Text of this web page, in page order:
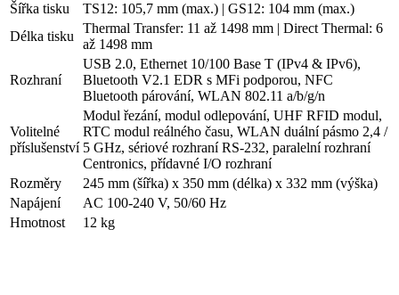
Šířka tisku
TS12: 105,7 mm (max.) | GS12: 104 mm (max.)
Délka tisku
Thermal Transfer: 11 až 1498 mm | Direct Thermal: 6
až 1498 mm
Rozhraní
USB 2.0, Ethernet 10/100 Base T (IPv4 & IPv6),
Bluetooth V2.1 EDR s MFi podporou, NFC
Bluetooth párování, WLAN 802.11 a/b/g/n
Volitelné
příslušenství
Modul řezání, modul odlepování, UHF RFID modul,
RTC modul reálného času, WLAN duální pásmo 2,4 /
5 GHz, sériové rozhraní RS-232, paralelní rozhraní
Centronics, přídavné I/O rozhraní
Rozměry
245 mm (šířka) x 350 mm (délka) x 332 mm (výška)
Napájení
AC 100-240 V, 50/60 Hz
Hmotnost
12 kg